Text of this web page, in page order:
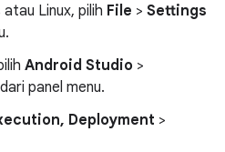
Linux, pilih File > Settings
Android Studio >
dari panel menu.
Deployment >